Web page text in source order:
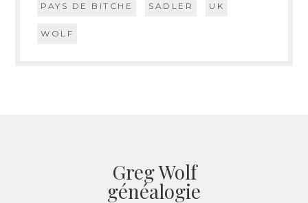
PAYS DE BITCHE SADLER UK
WOLF
Greg Wolf
généalogie